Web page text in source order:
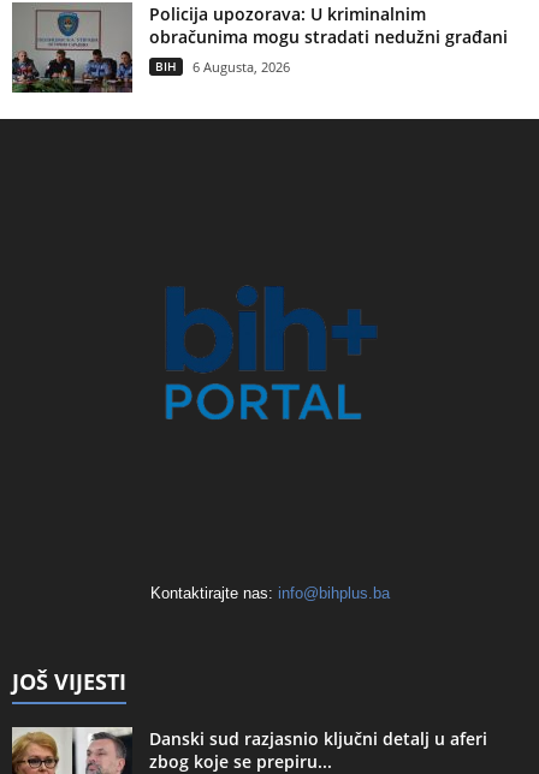
Policija upozorava: U kriminalnim
obračunima mogu stradati nedužni građani
BIH 6 Augusta, 2026
Kontaktirajte nas: info@bihplus.ba
JOŠ VIJESTI
Danski sud razjasnio ključni detalj u aferi
zbog koje se prepiru...